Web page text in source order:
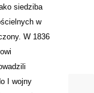
siedziba
w
W 1836
I wojny